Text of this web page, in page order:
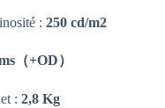
: 250 cd/m2
（+OD）
: 2,8 Kg